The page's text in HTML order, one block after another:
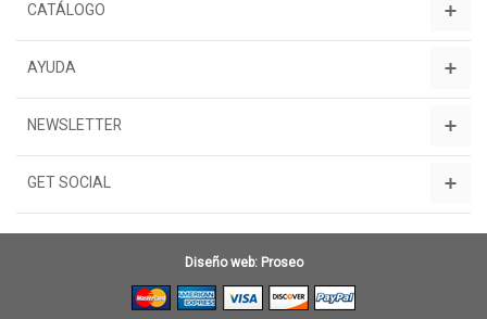
CATÁLOGO
AYUDA
NEWSLETTER
GET SOCIAL
Diseño web: Proseo